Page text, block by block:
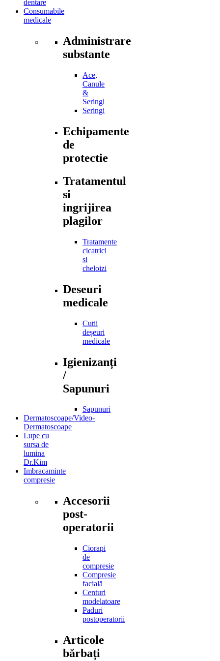
dentare
Consumabile
medicale
Administrare
substante
Ace,
Canule
&
Seringi
Seringi
Echipamente
de
protectie
Tratamentul
si
ingrijirea
plagilor
Tratamente
cicatrici
si
cheloizi
Deseuri
medicale
Cutii
deșeuri
medicale
Igienizanți
/
Sapunuri
Sapunuri
Dermatoscoape/Video-
Dermatoscoape
Lupe cu
sursa de
lumina
Dr.Kim
Imbracaminte
compresie
Accesorii
post-
operatorii
Ciorapi
de
compresie
Compresie
facială
Centuri
modelatoare
Paduri
postoperatorii
Articole
bărbați